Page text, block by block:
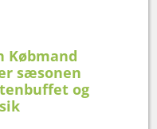
Købmand
sæsonen
og